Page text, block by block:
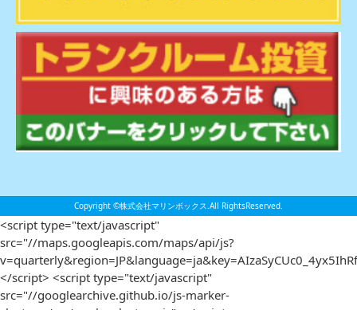
Copyright ©株式会社マリンボックス.All RightsReserved.
<script type="text/javascript"
src="//maps.googleapis.com/maps/api/js?
</script> <script type="text/javascript"
src="//googlearchive.github.io/js-marker-